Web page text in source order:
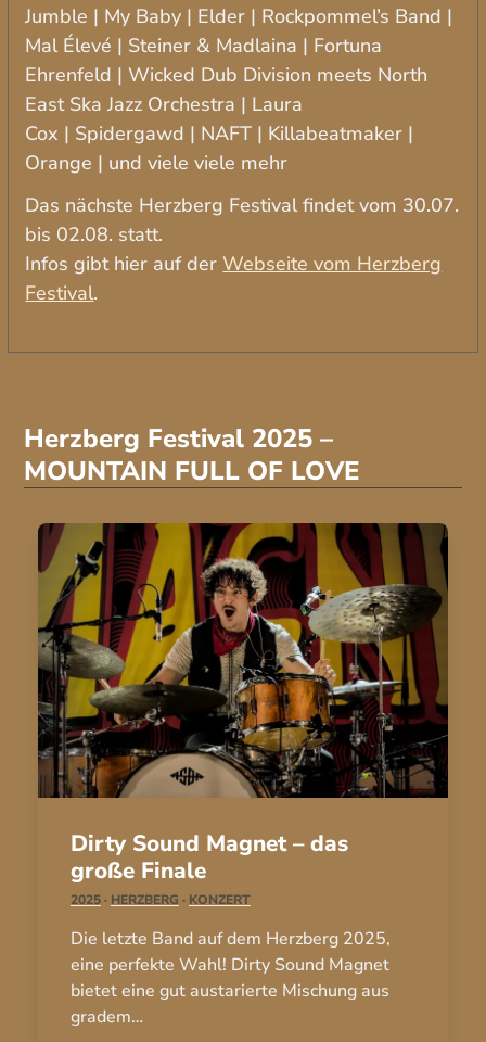
Jumble | My Baby | Elder | Rockpommel’s Band |
Mal Élevé | Steiner & Madlaina | Fortuna
Ehrenfeld | Wicked Dub Division meets North
East Ska Jazz Orchestra | Laura
Cox | Spidergawd | NAFT | Killabeatmaker |
Orange | und viele viele mehr
Das nächste Herzberg Festival findet vom 30.07.
bis 02.08. statt.
Infos gibt hier auf derWebseite vom Herzberg
Festival.
Herzberg Festival 2025 –
MOUNTAIN FULL OF LOVE
Dirty Sound Magnet – das
große Finale
2025· HERZBERG · KONZERT
Die letzte Band auf dem Herzberg 2025,
eine perfekte Wahl! Dirty Sound Magnet
bietet eine gut austarierte Mischung aus
gradem…